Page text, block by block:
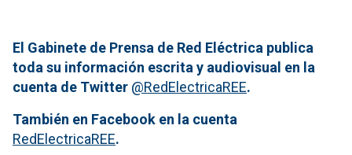
El Gabinete de Prensa de Red Eléctrica publica
toda su información escrita y audiovisual en la
cuenta de Twitter @RedElectricaREE.
También en Facebook en la cuenta
RedElectricaREE.